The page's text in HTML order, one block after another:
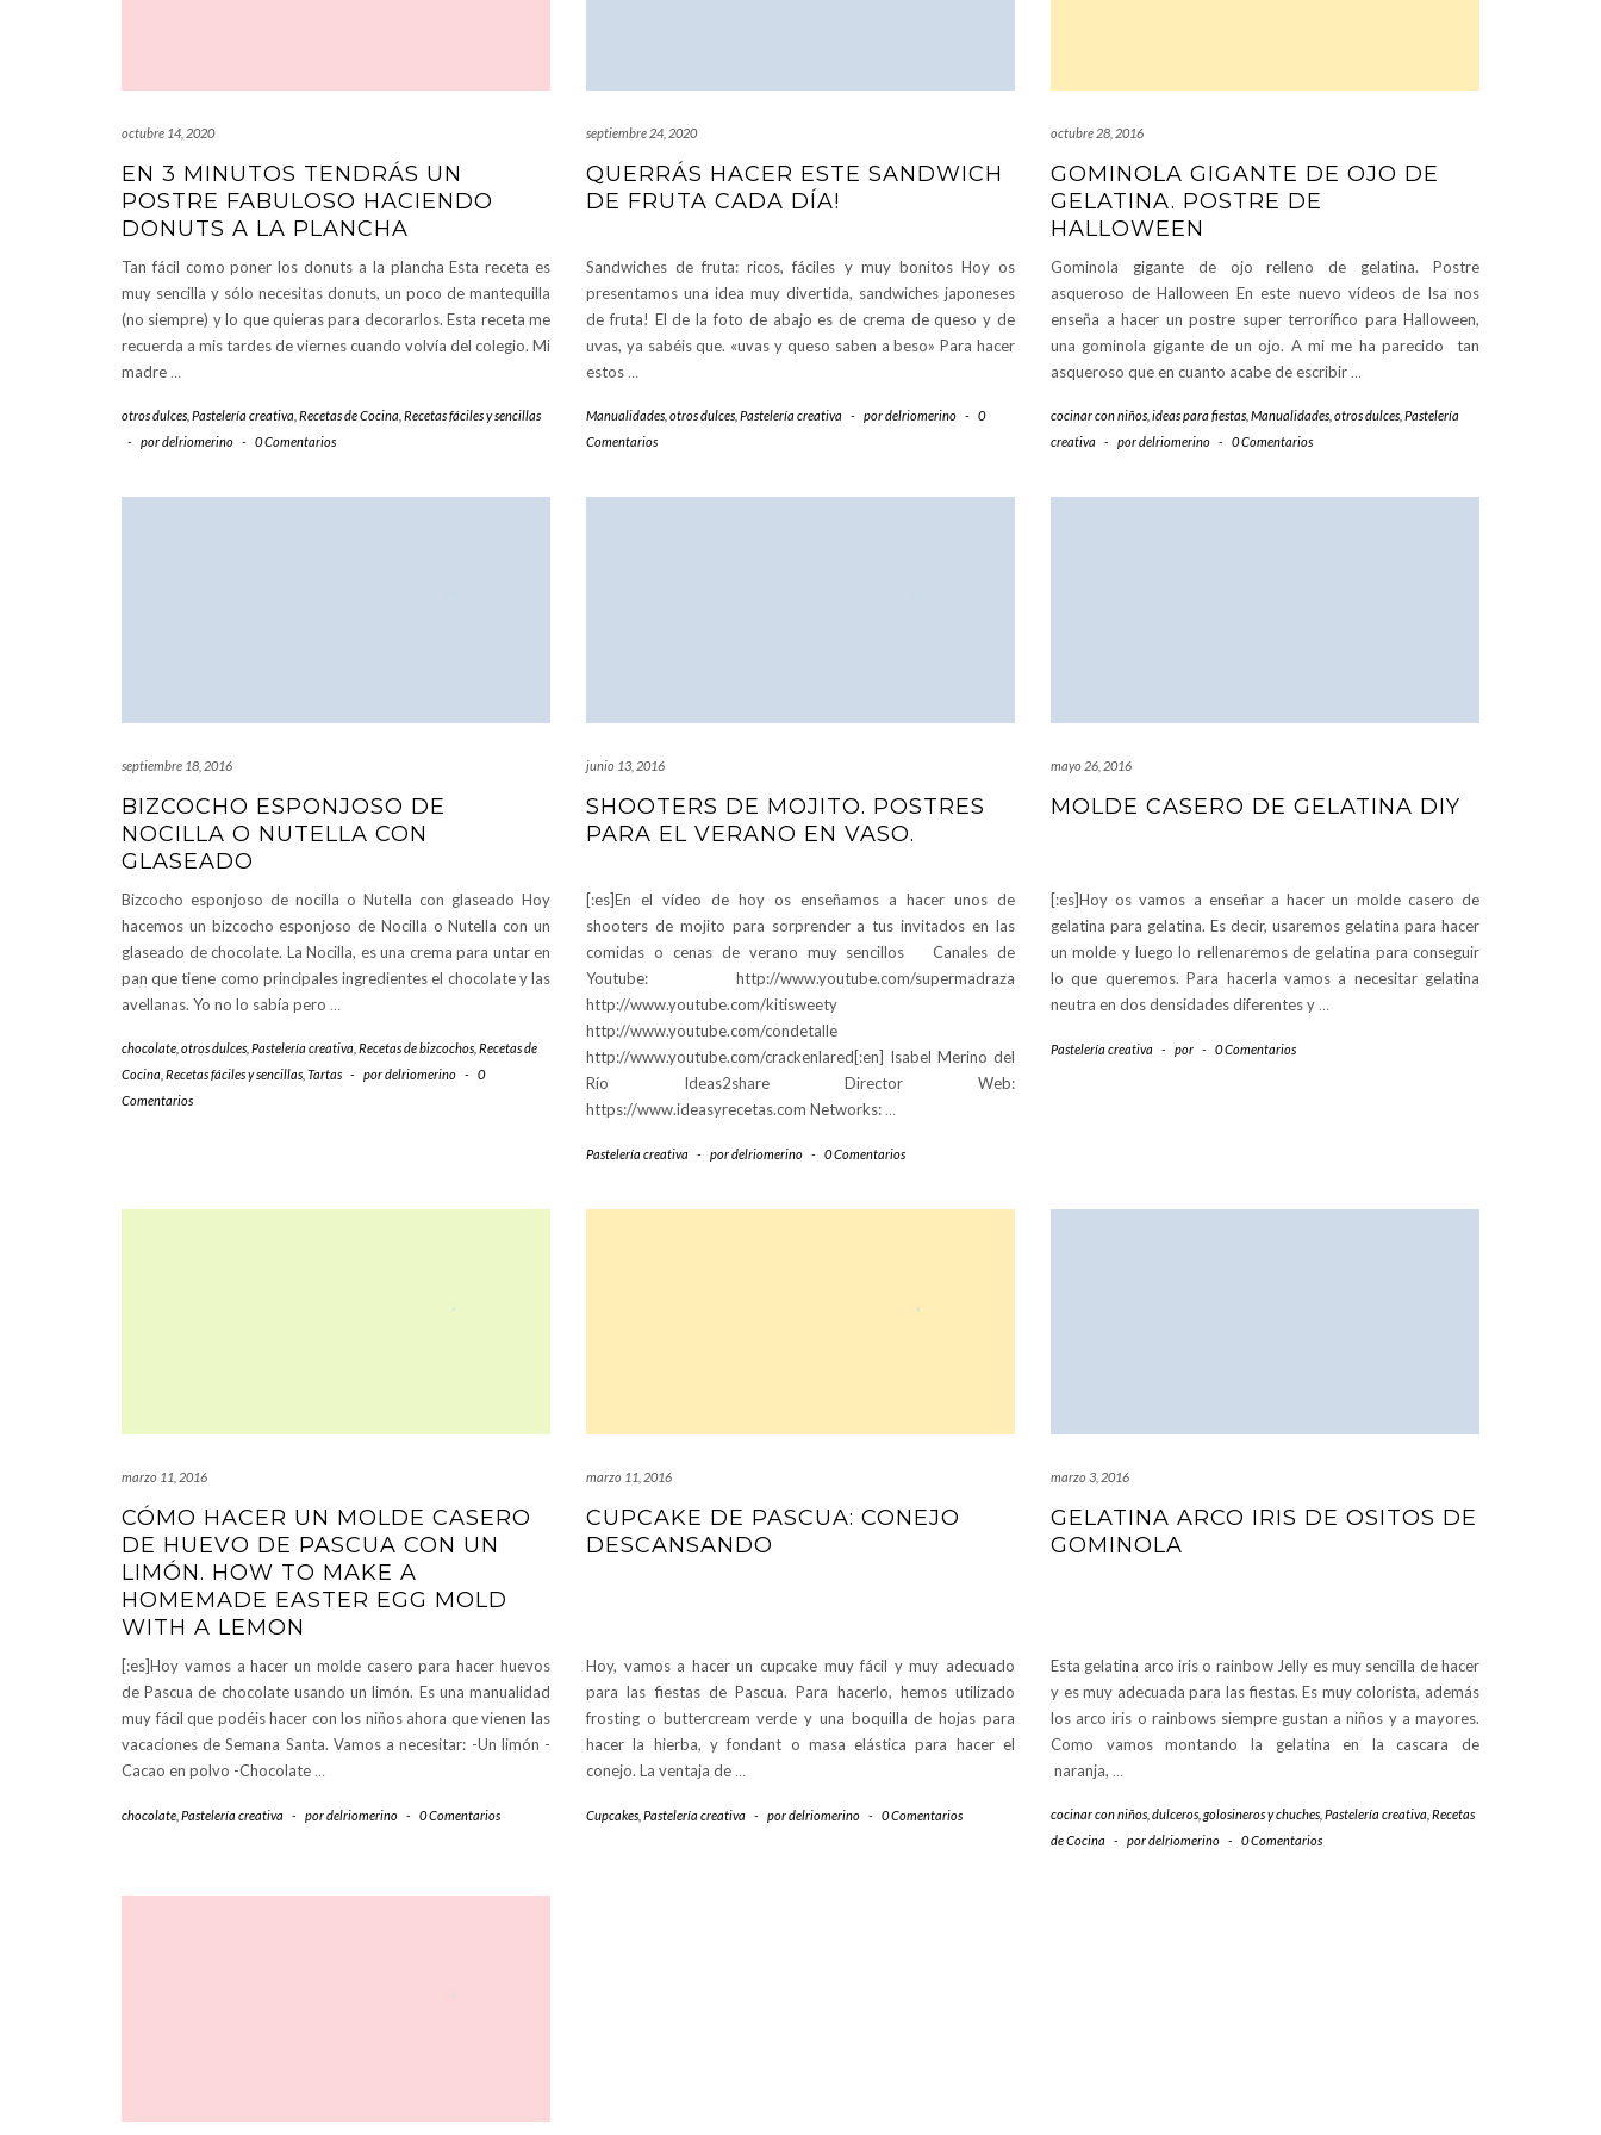
octubre 14, 2020
EN 3 MINUTOS TENDRÁS UN
POSTRE FABULOSO HACIENDO
DONUTS A LA PLANCHA
Tan fácil como poner los donuts a la plancha Esta receta es
muy sencilla y sólo necesitas donuts, un poco de mantequilla
(no siempre) y lo que quieras para decorarlos. Esta receta me
recuerda a mis tardes de viernes cuando volvía del colegio. Mi
madre…
otros dulces Pastelería creativa Recetas de Cocina Recetas fáciles y sencillas
-
pordelriomerino - 0 Comentarios
septiembre 24, 2020
QUERRÁS HACER ESTE SANDWICH
DE FRUTA CADA DÍA!
Sandwiches de fruta: ricos, fáciles y muy bonitos Hoy os
presentamos una idea muy divertida, sandwiches japoneses
de fruta! El de la foto de abajo es de crema de queso y de
uvas, ya sabéis que. «uvas y queso saben a beso» Para hacer
estos…
Manualidades otros dulces Pastelería creativa - pordelriomerino -
0
Comentarios
octubre 28, 2016
GOMINOLA GIGANTE DE OJO DE
GELATINA. POSTRE DE
HALLOWEEN
Gominola gigante de ojo relleno de gelatina. Postre
asqueroso de Halloween En este nuevo vídeos de Isa nos
enseña a hacer un postre super terrorífico para Halloween,
una gominola gigante de un ojo. A mi me ha parecido tan
asqueroso que en cuanto acabe de escribir…
cocinar con niños ideas para fiestas Manualidades otros dulces Pastelería
creativa
- pordelriomerino - 0 Comentarios
septiembre 18, 2016
BIZCOCHO ESPONJOSO DE
NOCILLA O NUTELLA CON
GLASEADO
Bizcocho esponjoso de nocilla o Nutella con glaseado Hoy
hacemos un bizcocho esponjoso de Nocilla o Nutella con un
glaseado de chocolate. La Nocilla, es una crema para untar en
pan que tiene como principales ingredientes el chocolate y las
avellanas. Yo no lo sabía pero …
chocolate otros dulces Pastelería creativa Recetas de bizcochos Recetas de
Cocina Recetas fáciles y sencillas Tartas - pordelriomerino -
0
Comentarios
junio 13, 2016
SHOOTERS DE MOJITO. POSTRES
PARA EL VERANO EN VASO.
[:es]En el vídeo de hoy os enseñamos a hacer unos de
shooters de mojito para sorprender a tus invitados en las
comidas o cenas de verano muy sencillos Canales de
Youtube: http://www.youtube.com/supermadraza
http://www.youtube.com/kitisweety
http://www.youtube.com/condetalle
http://www.youtube.com/crackenlared[:en] Isabel Merino del
Río Ideas2share Director Web:
https://www.ideasyrecetas.com Networks: …
Pastelería creativa - pordelriomerino - 0 Comentarios
mayo 26, 2016
MOLDE CASERO DE GELATINA DIY
[:es]Hoy os vamos a enseñar a hacer un molde casero de
gelatina para gelatina. Es decir, usaremos gelatina para hacer
un molde y luego lo rellenaremos de gelatina para conseguir
lo que queremos. Para hacerla vamos a necesitar gelatina
neutra en dos densidades diferentes y …
Pastelería creativa - por - 0 Comentarios
marzo 11, 2016
CÓMO HACER UN MOLDE CASERO
DE HUEVO DE PASCUA CON UN
LIMÓN. HOW TO MAKE A
HOMEMADE EASTER EGG MOLD
WITH A LEMON
[:es]Hoy vamos a hacer un molde casero para hacer huevos
de Pascua de chocolate usando un limón. Es una manualidad
muy fácil que podéis hacer con los niños ahora que vienen las
vacaciones de Semana Santa. Vamos a necesitar: -Un limón -
Cacao en polvo -Chocolate…
chocolate Pastelería creativa - pordelriomerino - 0 Comentarios
marzo 11, 2016
CUPCAKE DE PASCUA: CONEJO
DESCANSANDO
Hoy, vamos a hacer un cupcake muy fácil y muy adecuado
para las fiestas de Pascua. Para hacerlo, hemos utilizado
frosting o buttercream verde y una boquilla de hojas para
hacer la hierba, y fondant o masa elástica para hacer el
conejo. La ventaja de…
Cupcakes Pastelería creativa - pordelriomerino - 0 Comentarios
marzo 3, 2016
GELATINA ARCO IRIS DE OSITOS DE
GOMINOLA
Esta gelatina arco iris o rainbow Jelly es muy sencilla de hacer
y es muy adecuada para las fiestas. Es muy colorista, además
los arco iris o rainbows siempre gustan a niños y a mayores.
Como vamos montando la gelatina en la cascara de
naranja, …
cocinar con niños dulceros, golosineros y chuches Pastelería creativa Recetas
de Cocina
- pordelriomerino - 0 Comentarios